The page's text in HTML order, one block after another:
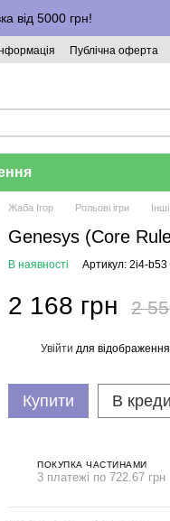
від 5000 грн!
Публічна оферта
Жаба Ігор Рольові ігри
Genesys (Core
В наявності Артикул: 2i4-b53
2 168 грн 2
Увійти для
Купити В
ПОКУПКА ЧАСТИНАМИ
3 платежі по 722.67 грн